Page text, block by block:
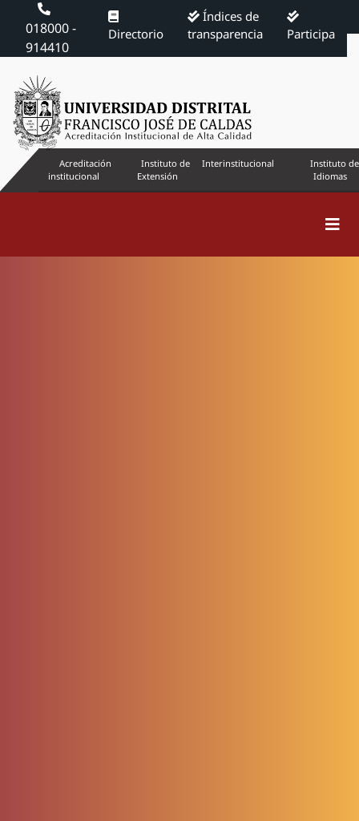
018000 -
914410
Directorio
Índices de
transparencia
Participa
Acreditación
institucional
Instituto de
Extensión
Interinstitucional
Instituto de
Idiomas